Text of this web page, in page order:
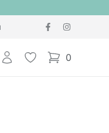
Авторизоваться
Избранное
0
items in cart,